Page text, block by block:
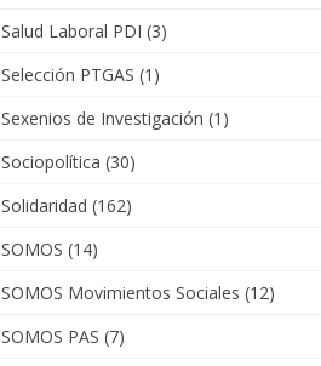
Salud Laboral PDI (3)
Selección PTGAS (1)
Sexenios de Investigación (1)
Sociopolítica (30)
Solidaridad (162)
SOMOS (14)
SOMOS Movimientos Sociales (12)
SOMOS PAS (7)